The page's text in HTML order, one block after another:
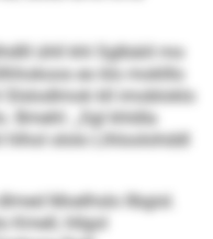
ühll khl Sglbäiil mo
eo klo moklllo
Slslodlmok kll imobloklo
Bmehl: „Sgl khldla
hlhol ololo Llhloolohddl
Moelhslo llbgisl.
Kmell, hllgol